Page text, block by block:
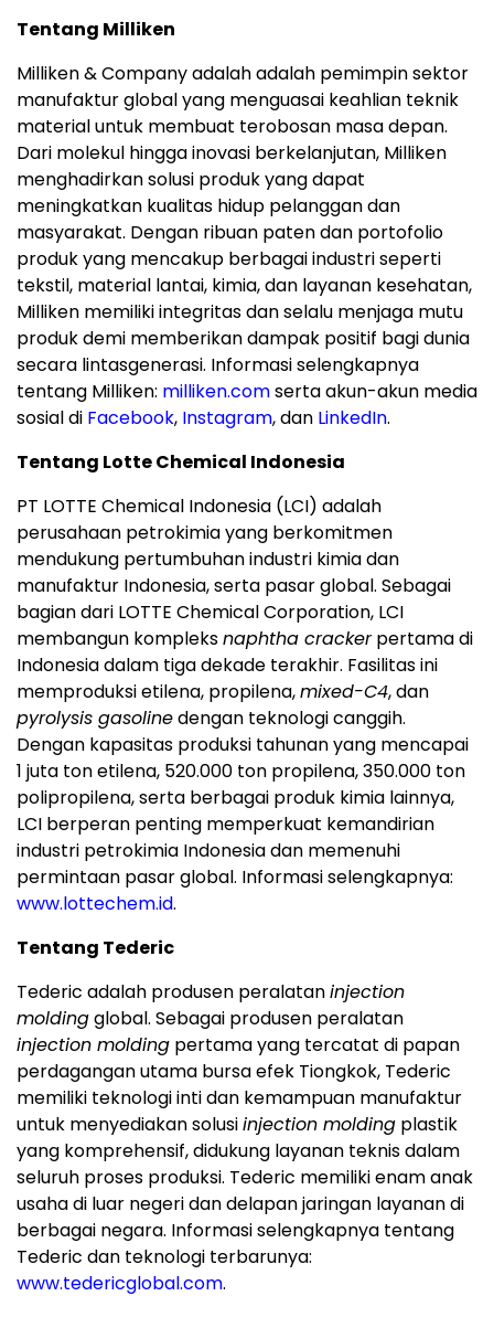
Tentang Milliken
Milliken & Company adalah adalah pemimpin sektor
manufaktur global yang menguasai keahlian teknik
material untuk membuat terobosan masa depan.
Dari molekul hingga inovasi berkelanjutan, Milliken
menghadirkan solusi produk yang dapat
meningkatkan kualitas hidup pelanggan dan
masyarakat. Dengan ribuan paten dan portofolio
produk yang mencakup berbagai industri seperti
tekstil, material lantai, kimia, dan layanan kesehatan,
Milliken memiliki integritas dan selalu menjaga mutu
produk demi memberikan dampak positif bagi dunia
secara lintasgenerasi. Informasi selengkapnya
tentang Milliken: milliken.comserta akun-akun media
sosial di Facebook, Instagram, dan LinkedIn.
Tentang Lotte Chemical Indonesia
PT LOTTE Chemical Indonesia (LCI) adalah
perusahaan petrokimia yang berkomitmen
mendukung pertumbuhan industri kimia dan
manufaktur Indonesia, serta pasar global. Sebagai
bagian dari LOTTE Chemical Corporation, LCI
membangun kompleksnaphtha crackerpertama di
Indonesia dalam tiga dekade terakhir. Fasilitas ini
memproduksi etilena, propilena,mixed-C4, dan
pyrolysis gasolinedengan teknologi canggih.
Dengan kapasitas produksi tahunan yang mencapai
1 juta ton etilena, 520.000 ton propilena, 350.000 ton
polipropilena, serta berbagai produk kimia lainnya,
LCI berperan penting memperkuat kemandirian
industri petrokimia Indonesia dan memenuhi
permintaan pasar global. Informasi selengkapnya:
www.lottechem.id.
Tentang Tederic
Tederic adalah produsen peralataninjection
moldingglobal. Sebagai produsen peralatan
injection molding pertama yang tercatat di papan
perdagangan utama bursa efek Tiongkok, Tederic
memiliki teknologi inti dan kemampuan manufaktur
untuk menyediakan solusiinjection molding plastik
yang komprehensif, didukung layanan teknis dalam
seluruh proses produksi. Tederic memiliki enam anak
usaha di luar negeri dan delapan jaringan layanan di
berbagai negara. Informasi selengkapnya tentang
Tederic dan teknologi terbarunya:
www.tedericglobal.com.